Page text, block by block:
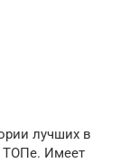
лучших в
ТОПе. Имеет